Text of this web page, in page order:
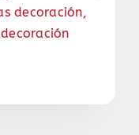
decoración,